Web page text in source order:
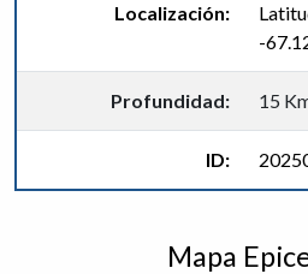
Localización:
-
Profundidad: 15
ID:
Mapa